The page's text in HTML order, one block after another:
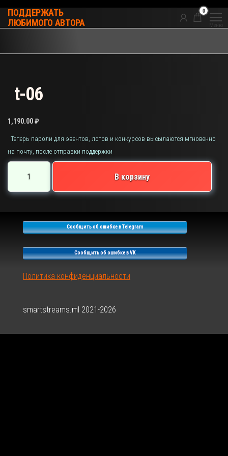
ПОДДЕРЖАТЬ
ЛЮБИМОГО АВТОРА
0
Меню
t-06
1,190.00₽
Теперь пароли для эвентов, лотов и конкурсов высылаются мгновенно
на почту, после отправки поддержки
товара
t-
В корзину
Сообщить об ошибке в Telegram
Сообщить об ошибке в VK
Политика конфиденциальности
smartstreams.ml 2021-2026